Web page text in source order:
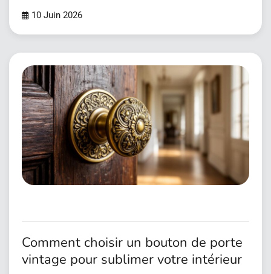
10 Juin 2026
Comment choisir un bouton de porte
vintage pour sublimer votre intérieur